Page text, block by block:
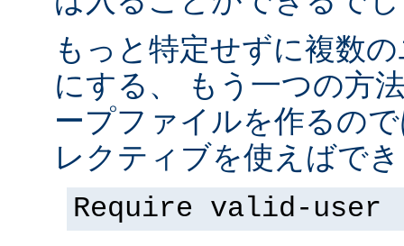
もっと特定せずに複数
にする、 もう一つの方
ープファイルを作るの
レクティブを使えばで
Require valid-user